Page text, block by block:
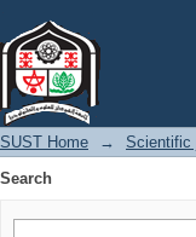
SUST Home → Scientific
Search